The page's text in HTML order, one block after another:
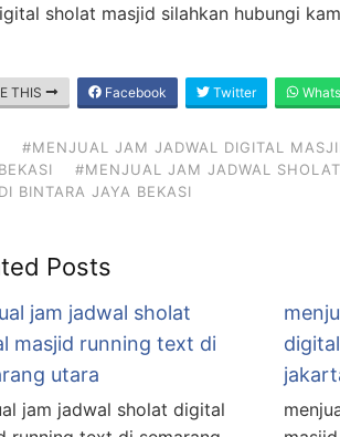
sholat masjid silahkan hubungi
THIS Facebook Twitter
#MENJUAL JAM JADWAL DIGITAL
#MENJUAL JAM JADWAL
BINTARA JAYA BEKASI
Posts
jam jadwal sholat
masjid running text di
utara
jam jadwal sholat digital